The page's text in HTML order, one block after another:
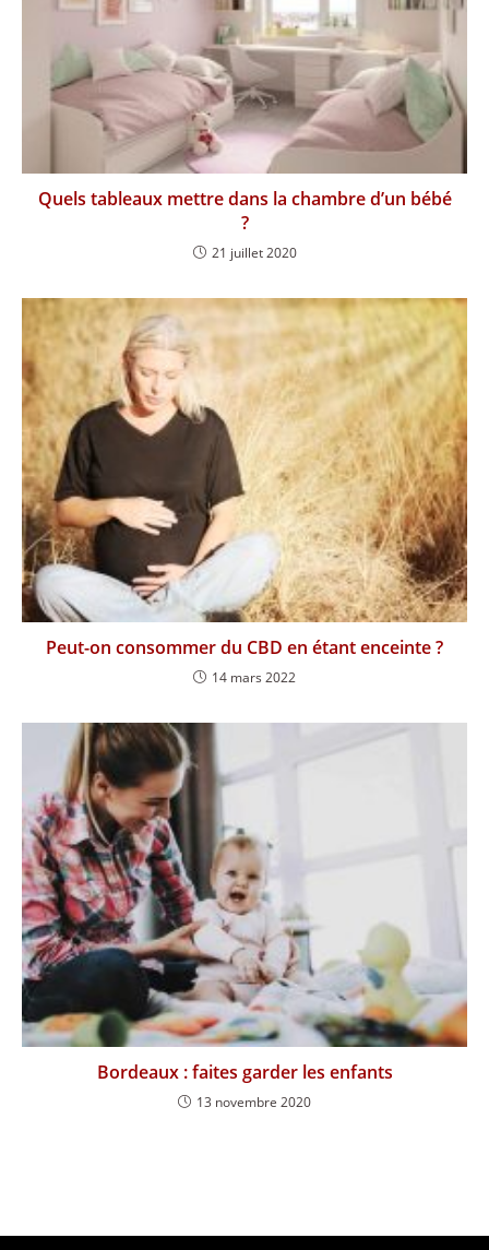
Quels tableaux mettre dans la chambre d’un bébé
?
21 juillet 2020
Peut-on consommer du CBD en étant enceinte ?
14 mars 2022
Bordeaux : faites garder les enfants
13 novembre 2020